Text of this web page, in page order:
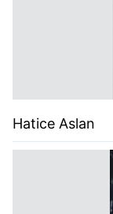
Hatice Aslan